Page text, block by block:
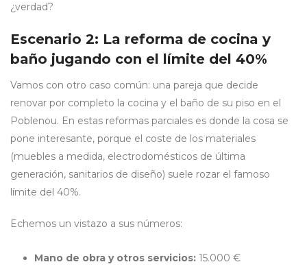
¿verdad?
Escenario 2: La reforma de cocina y
baño jugando con el límite del 40%
Vamos con otro caso común: una pareja que decide
renovar por completo la cocina y el baño de su piso en el
Poblenou. En estas reformas parciales es donde la cosa se
pone interesante, porque el coste de los materiales
(muebles a medida, electrodomésticos de última
generación, sanitarios de diseño) suele rozar el famoso
límite del 40%.
Echemos un vistazo a sus números:
Mano de obra y otros servicios: 15.000 €